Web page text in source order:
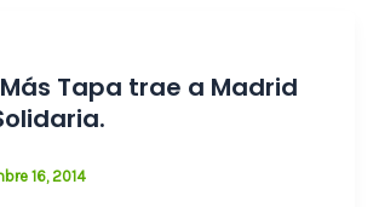
Tapa trae a Madrid
16, 2014